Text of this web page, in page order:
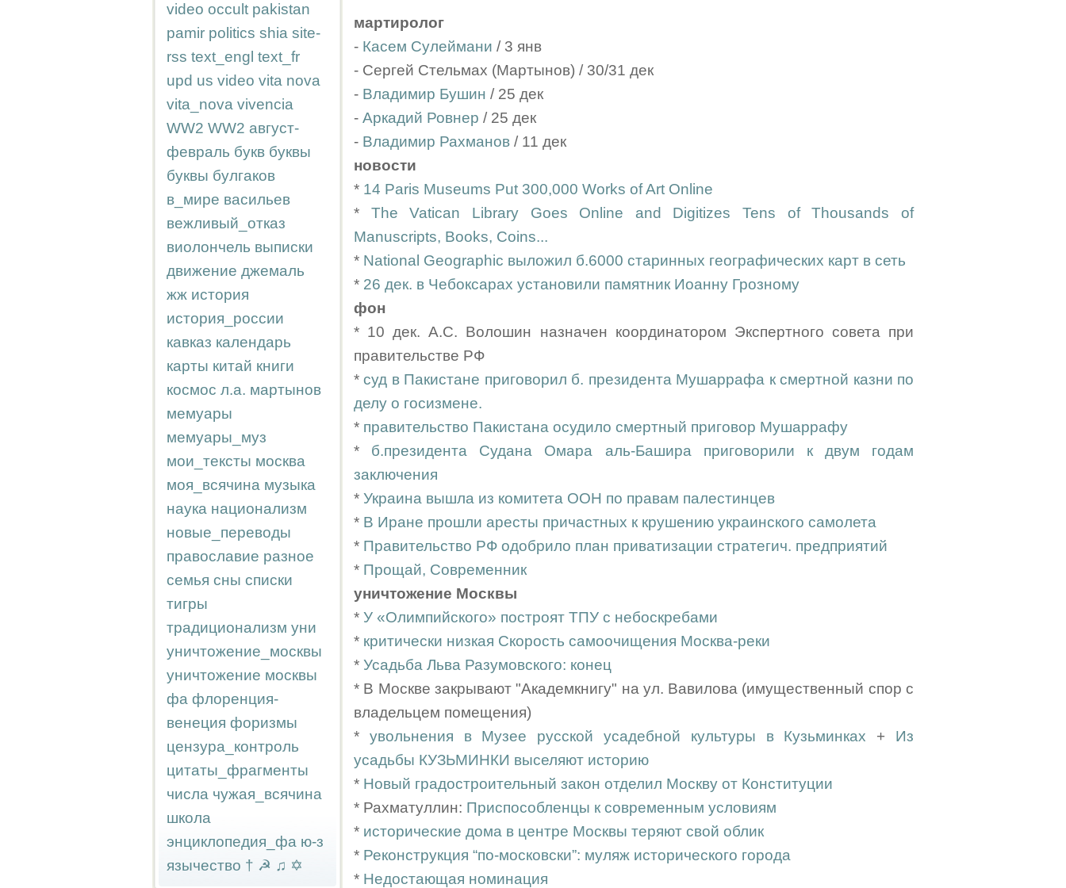
video occult pakistan
pamir politics shia site-
rss text_engl text_fr
upd us video vita nova
vita_nova vivencia
WW2 WW2 август-
февраль букв буквы
буквы булгаков
в_мире васильев
вежливый_отказ
виолончель выписки
движение джемаль
жж история
история_россии
кавказ календарь
карты китай книги
космос л.а. мартынов
мемуары
мемуары_муз
мои_тексты москва
моя_всячина музыка
наука национализм
новые_переводы
православие разное
семья сны списки
тигры
традиционализм уни
уничтожение_москвы
уничтожение москвы
фа флоренция-
венеция форизмы
цензура_контроль
цитаты_фрагменты
числа чужая_всячина
школа
энциклопедия_фа ю-з
язычество † ☭ ♫ ✡
мартиролог
- Касем Сулеймани / 3 янв
- Сергей Стельмах (Мартынов) / 30/31 дек
- Владимир Бушин / 25 дек
- Аркадий Ровнер / 25 дек
- Владимир Рахманов / 11 дек
новости
* 14 Paris Museums Put 300,000 Works of Art Online
* The Vatican Library Goes Online and Digitizes Tens of Thousands of
Manuscripts, Books, Coins...
* National Geographic выложил б.6000 старинных географических карт в сеть
* 26 дек. в Чебоксарах установили памятник Иоанну Грозному
фон
* 10 дек. А.С. Волошин назначен координатором Экспертного совета при
правительстве РФ
*суд в Пакистане приговорил б. президента Мушаррафа к смертной казни по
делу о госизмене.
* правительство Пакистана осудило смертный приговор Мушаррафу
* б.президента Судана Омара аль-Башира приговорили к двум годам
заключения
* Украина вышла из комитета ООН по правам палестинцев
* В Иране прошли аресты причастных к крушению украинского самолета
* Правительство РФ одобрило план приватизации стратегич. предприятий
* Прощай, Современник
уничтожение Москвы
* У «Олимпийского» построят ТПУ с небоскребами
* критически низкая Скорость самоочищения Москва-реки
* Усадьба Льва Разумовского: конец
* В Москве закрывают "Академкнигу" на ул. Вавилова (имущественный спор с
владельцем помещения)
* увольнения в Музее русской усадебной культуры в Кузьминках + Из
усадьбы КУЗЬМИНКИ выселяют историю
* Новый градостроительный закон отделил Москву от Конституции
* Рахматуллин: Приспособленцы к современным условиям
* исторические дома в центре Москвы теряют свой облик
* Реконструкция “по-московски”: муляж исторического города
* Недостающая номинация